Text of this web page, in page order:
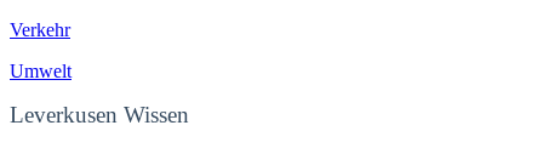
Verkehr
Umwelt
Leverkusen Wissen